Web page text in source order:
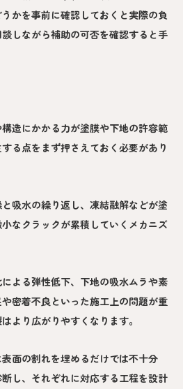
かを事前に確認しておくと実際の負
しながら補助の可否を確認すると手
造にかかる力が塗膜や下地の許容範
る点をまず押さえておく必要があり
吸水の繰り返し、凍結融解などが塗
なクラックが累積していくメカニズ
よる弾性低下、下地の吸水ムラや素
密着不良といった施工上の問題が重
より広がりやすくなります。
面の割れを埋めるだけでは不十分
し、それぞれに対応する工程を設計